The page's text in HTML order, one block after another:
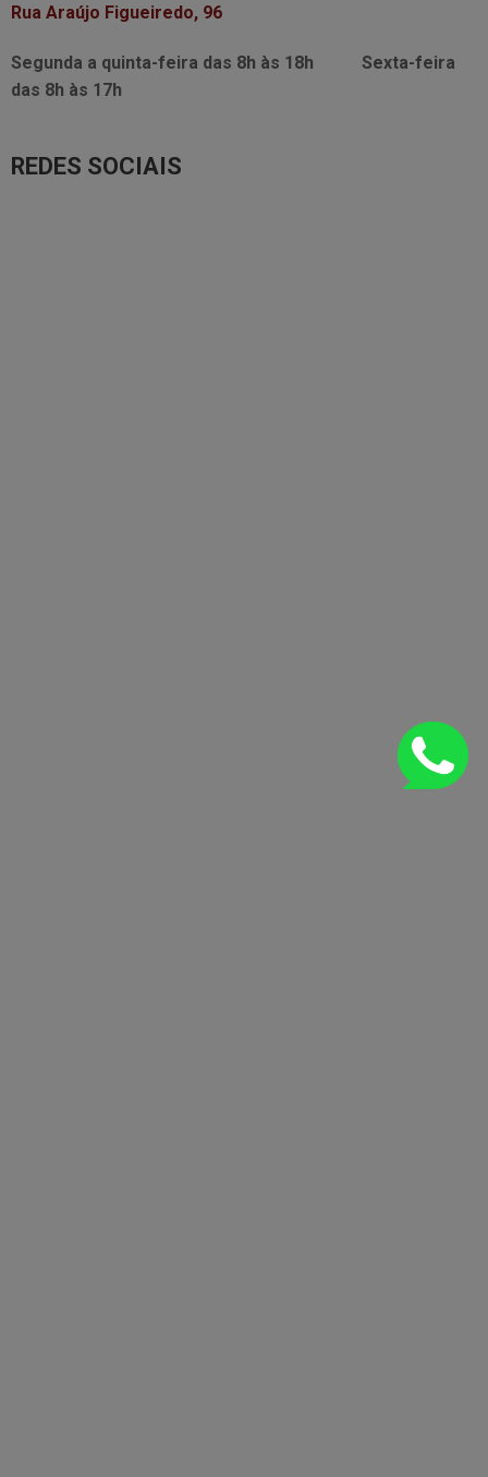
Rua Araújo Figueiredo, 96
Segunda a quinta-feira das 8h às 18h
Sexta-feira
das 8h às 17h
REDES SOCIAIS